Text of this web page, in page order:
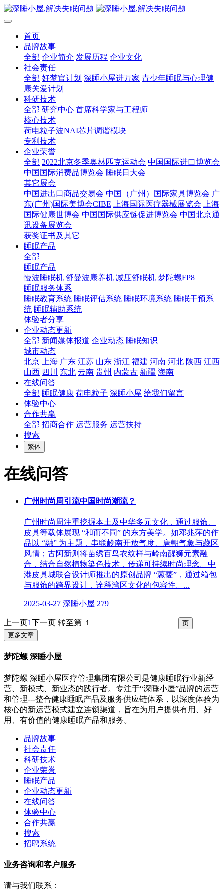
首页
品牌故事
全部 企业简介 发展历程 企业文化
社会责任
全部 好梦官计划 深睡小屋进万家 青少年睡眠与心理健
康关爱计划
科研技术
全部 研究中心 首席科学家与工程师
核心技术
荷电粒子波NAI芯片调谐模块
专利技术
企业荣誉
全部 2022北京冬季奥林匹克运动会 中国国际进口博览会
中国国际消费品博览会 睡眠日大会
其它展会
中国进出口商品交易会 中国（广州）国际家具博览会 广
东(广州)国际美博会CIBE
上海国际医疗器械展览会
上海
国际健康世博会 中国国际供应链促进博览会 中国北京通
讯设备展览会
获奖证书及其它
睡眠产品
全部
睡眠产品
慢波睡眠机 舒曼波康养机 减压舒眠机 梦陀螺FP8
睡眠服务体系
睡眠教育系统 睡眠评估系统 睡眠环境系统 睡眠干预系
统 睡眠辅助系统
体验者分享
企业动态更新
全部 新闻媒体报道 企业动态 睡眠知识
城市动态
北京
上海 广东 江苏 山东 浙江 福建 河南 河北 陕西 江西
山西 四川 东北 云南 贵州 内蒙古 新疆 海南
在线问答
全部 睡眠健康 荷电粒子 深睡小屋 给我们留言
体验中心
合作共赢
全部 招商合作 运营服务 运营扶持
搜索
繁体
在线问答
广州时尚周引流中国时尚潮流？
广州时尚周注重挖掘本土及中华多元文化，通过服饰、
皮具等载体展现 “和而不同” 的东方美学。如邓兆萍的作
品以 “融” 为主题，串联岭南开放气度、唐朝气象与藏区
风情；古阿新则将苗绣百鸟衣纹样与岭南醒狮元素融
合，结合自然植物染色技术，传递可持续时尚理念。中
港皮具城联合设计师推出的原创品牌 “蒽薆”，通过箱包
与服饰的跨界设计，诠释湾区文化的包容性。...
2025-03-27 深睡小屋 279
上一页1下一页 转至第
更多文章
梦陀螺 深睡小屋
梦陀螺 深睡小屋医疗管理集团有限公司是健康睡眠行业新经
营、新模式、新业态的践行者。专注于“深睡小屋”品牌的运营
和管理---整合健康睡眠产品及服务供应链体系，以深度体验为
核心的新运营模式建立连锁渠道，旨在为用户提供有用、好
用、有价值的健康睡眠产品和服务。
品牌故事
社会责任
科研技术
企业荣誉
睡眠产品
企业动态更新
在线问答
体验中心
合作共赢
搜索
招聘系统
业务咨询和客户服务
请与我们联系：